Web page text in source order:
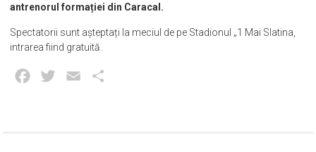
antrenorul formației din Caracal.
Spectatorii sunt așteptați la meciul de pe Stadionul „1 Mai Slatina,
intrarea fiind gratuită.
Facebook
Twitter Email